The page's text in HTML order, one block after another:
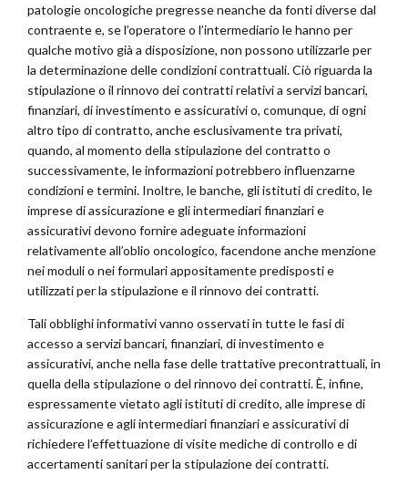
patologie oncologiche pregresse neanche da fonti diverse dal
contraente e, se l’operatore o l’intermediario le hanno per
qualche motivo già a disposizione, non possono utilizzarle per
la determinazione delle condizioni contrattuali. Ciò riguarda la
stipulazione o il rinnovo dei contratti relativi a servizi bancari,
finanziari, di investimento e assicurativi o, comunque, di ogni
altro tipo di contratto, anche esclusivamente tra privati,
quando, al momento della stipulazione del contratto o
successivamente, le informazioni potrebbero influenzarne
condizioni e termini. Inoltre, le banche, gli istituti di credito, le
imprese di assicurazione e gli intermediari finanziari e
assicurativi devono fornire adeguate informazioni
relativamente all’oblio oncologico, facendone anche menzione
nei moduli o nei formulari appositamente predisposti e
utilizzati per la stipulazione e il rinnovo dei contratti.
Tali obblighi informativi vanno osservati in tutte le fasi di
accesso a servizi bancari, finanziari, di investimento e
assicurativi, anche nella fase delle trattative precontrattuali, in
quella della stipulazione o del rinnovo dei contratti. È, infine,
espressamente vietato agli istituti di credito, alle imprese di
assicurazione e agli intermediari finanziari e assicurativi di
richiedere l’effettuazione di visite mediche di controllo e di
accertamenti sanitari per la stipulazione dei contratti.